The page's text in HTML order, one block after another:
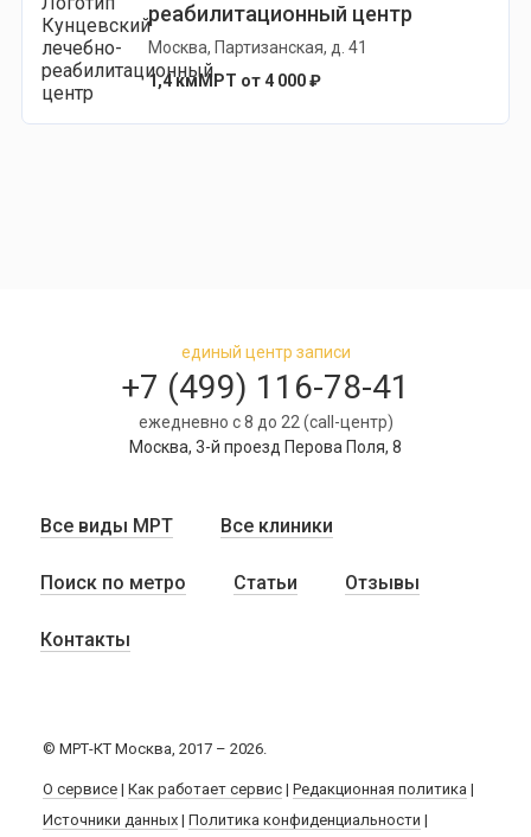
реабилитационный центр
Москва, Партизанская, д. 41
1,4 кмМРТ от 4 000 ₽
единый центр записи
+7 (499) 116-78-41
ежедневно с 8 до 22 (call-центр)
Москва, 3-й проезд Перова Поля, 8
Все виды МРТ Все клиники
Поиск по метро Статьи Отзывы
Контакты
© МРТ-КТ Москва, 2017 – 2026.
О сервисе| Как работает сервис| Редакционная политика |
Источники данных| Политика конфиденциальности |